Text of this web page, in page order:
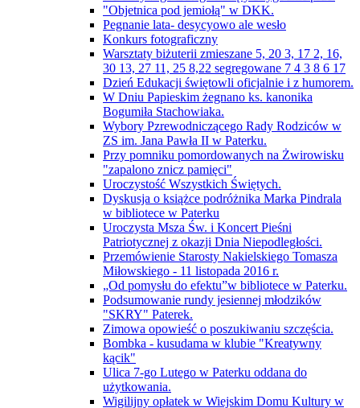
"Objetnica pod jemiołą" w DKK.
Pegnanie lata- desycyowo ale wesło
Konkurs fotograficzny
Warsztaty biżuterii zmieszane 5, 20 3, 17 2, 16,
30 13, 27 11, 25 8,22 segregowane 7 4 3 8 6 17
Dzień Edukacji świętowli oficjalnie i z humorem.
W Dniu Papieskim żegnano ks. kanonika
Bogumiła Stachowiaka.
Wybory Pzrewodniczącego Rady Rodziców w
ZS im. Jana Pawła II w Paterku.
Przy pomniku pomordowanych na Żwirowisku
"zapalono znicz pamięci"
Uroczystość Wszystkich Świętych.
Dyskusja o książce podróżnika Marka Pindrala
w bibliotece w Paterku
Uroczysta Msza Św. i Koncert Pieśni
Patriotycznej z okazji Dnia Niepodległości.
Przemówienie Starosty Nakielskiego Tomasza
Miłowskiego - 11 listopada 2016 r.
„Od pomysłu do efektu”w bibliotece w Paterku.
Podsumowanie rundy jesiennej młodzików
"SKRY" Paterek.
Zimowa opowieść o poszukiwaniu szczęścia.
Bombka - kusudama w klubie "Kreatywny
kącik"
Ulica 7-go Lutego w Paterku oddana do
użytkowania.
Wigilijny opłatek w Wiejskim Domu Kultury w